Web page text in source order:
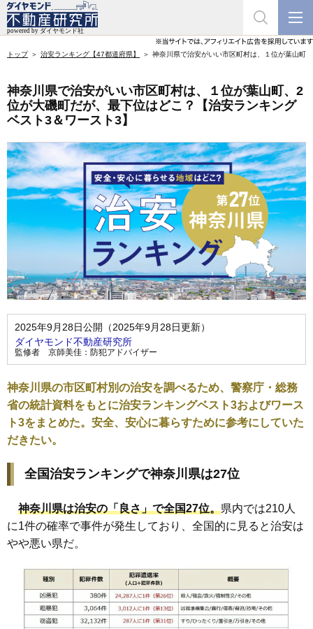
トップ 治安ランキング【47都道府県】 神奈川県で治安がいい市区町村は、１位が葉山町
神奈川県で治安がいい市区町村は、１位が葉山町、2
位が大磯町だが、最下位はどこ？【治安ランキング
ベスト3＆ワースト3】
2025年9月28日公開（2025年9月28日更新）
ダイヤモンド不動産研究所
監修者 京師美佳：防犯アドバイザー
神奈川県の市区町村別の治安を調べるため、警察庁・総務
省の統計資料をもとに治安ランキングベスト3およびワース
ト3をまとめた。安全、安心に暮らすために参考にしていた
だきたい。
全国治安ランキングで神奈川県は27位
神奈川県は治安の「良さ」で全国27位。県内では210人
に1件の確率で事件が発生しており、全国的に見ると治安は
やや悪い県だ。